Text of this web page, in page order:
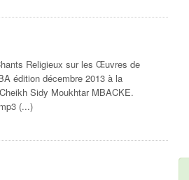
Religieux sur les Œuvres de
édition décembre 2013 à la
Sidy Moukhtar MBACKE.
(...)